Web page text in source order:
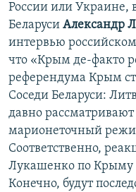
России или Украине,
Беларуси Александр
интервью
что «Крым де-факто
референдума Крым
Соседи Беларуси:
давно рассматривают
марионеточный
Соответственно,
Лукашенко по Крыму
Конечно, будут